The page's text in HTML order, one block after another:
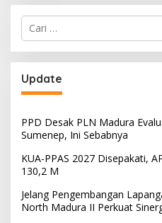
Cari
untuk:
Update
PPD Desak PLN Madura
Sumenep, Ini Sebabnya
KUA-PPAS 2027 Disepakati,
130,2 M
Jelang Pengembangan
North Madura II Perkuat